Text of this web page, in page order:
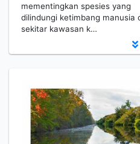
mementingkan spesies yang
dilindungi ketimbang manusia
sekitar kawasan k…